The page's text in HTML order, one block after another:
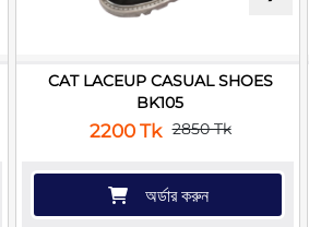
CAT LACEUP CASUAL SHOES
BK105
2200 Tk 2850 Tk
অর্ডার করুন